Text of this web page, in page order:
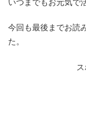
いつまでもお元気で
今回も最後までお読
た。